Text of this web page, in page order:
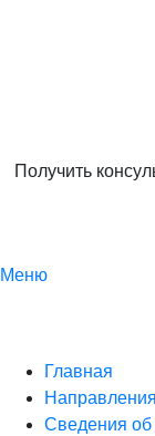
Получить
Меню
Главная
Сведения об